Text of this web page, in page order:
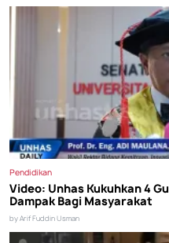
Pendidikan
Video: Unhas Kukuhkan 4
Dampak Bagi Masyarakat
by Arif Fuddin Usman